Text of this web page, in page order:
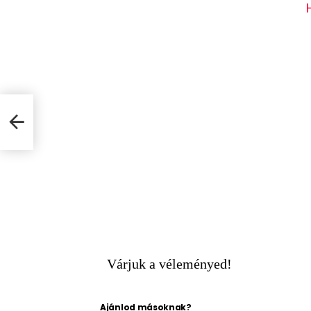
Várjuk a véleményed!
Ajánlod másoknak?